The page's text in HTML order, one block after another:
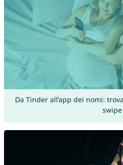
Da Tinder all’app dei nomi:
swipe